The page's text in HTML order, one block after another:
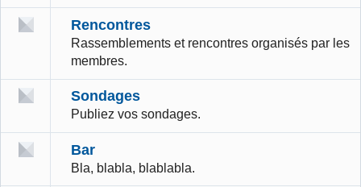
Rencontres
Rassemblements et rencontres organisés par les
membres.
Sondages
Publiez vos sondages.
Bar
Bla, blabla, blablabla.